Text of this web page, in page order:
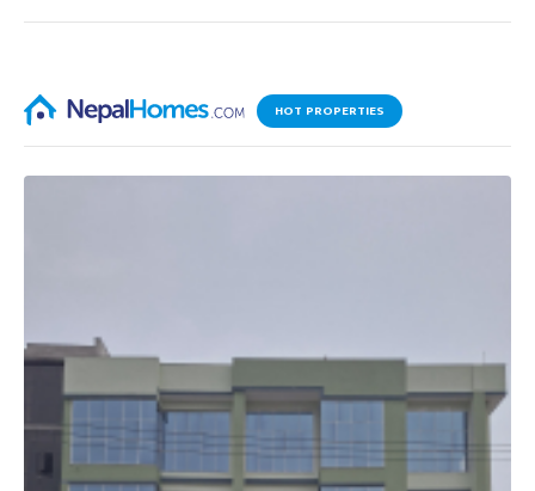
HOT PROPERTIES